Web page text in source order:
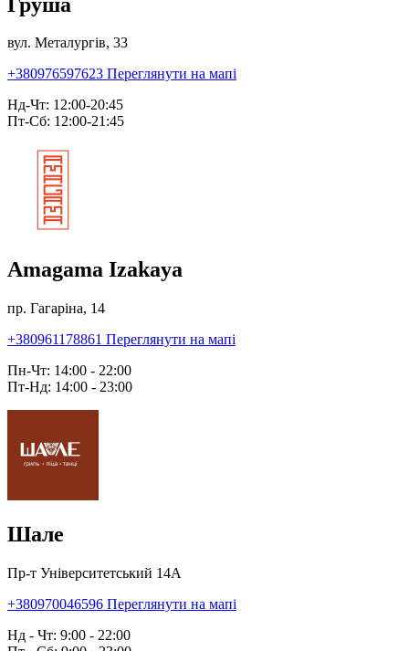
вул. Металургів, 33
+380976597623 Переглянути на мапі
Нд-Чт: 12:00-20:45
Пт-Сб: 12:00-21:45
Amagama Izakaya
пр. Гагаріна, 14
+380961178861 Переглянути на мапі
Пн-Чт: 14:00 - 22:00
Пт-Нд: 14:00 - 23:00
Шале
Пр-т Університетський 14А
+380970046596 Переглянути на мапі
Нд - Чт: 9:00 - 22:00